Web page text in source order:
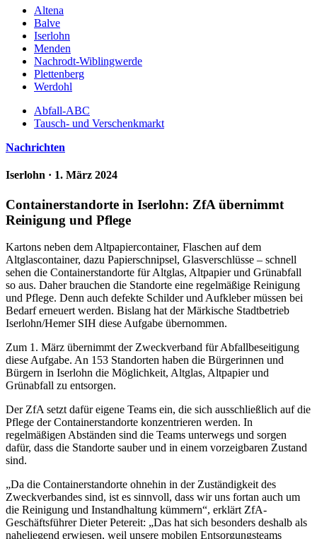
Altena
Balve
Iserlohn
Menden
Nachrodt-Wiblingwerde
Plettenberg
Werdohl
Abfall-ABC
Tausch- und Verschenkmarkt
Nachrichten
Iserlohn · 1. März 2024
Containerstandorte in Iserlohn: ZfA übernimmt
Reinigung und Pflege
Kartons neben dem Altpapiercontainer, Flaschen auf dem
Altglascontainer, dazu Papierschnipsel, Glasverschlüsse – schnell
sehen die Containerstandorte für Altglas, Altpapier und Grünabfall
so aus. Daher brauchen die Standorte eine regelmäßige Reinigung
und Pflege. Denn auch defekte Schilder und Aufkleber müssen bei
Bedarf erneuert werden. Bislang hat der Märkische Stadtbetrieb
Iserlohn/Hemer SIH diese Aufgabe übernommen.
Zum 1. März übernimmt der Zweckverband für Abfallbeseitigung
diese Aufgabe. An 153 Standorten haben die Bürgerinnen und
Bürgern in Iserlohn die Möglichkeit, Altglas, Altpapier und
Grünabfall zu entsorgen.
Der ZfA setzt dafür eigene Teams ein, die sich ausschließlich auf die
Pflege der Containerstandorte konzentrieren werden. In
regelmäßigen Abständen sind die Teams unterwegs und sorgen
dafür, dass die Standorte sauber und in einem vorzeigbaren Zustand
sind.
„Da die Containerstandorte ohnehin in der Zuständigkeit des
Zweckverbandes sind, ist es sinnvoll, dass wir uns fortan auch um
die Reinigung und Instandhaltung kümmern“, erklärt ZfA-
Geschäftsführer Dieter Petereit: „Das hat sich besonders deshalb als
naheliegend erwiesen, weil unsere mobilen Entsorgungsteams